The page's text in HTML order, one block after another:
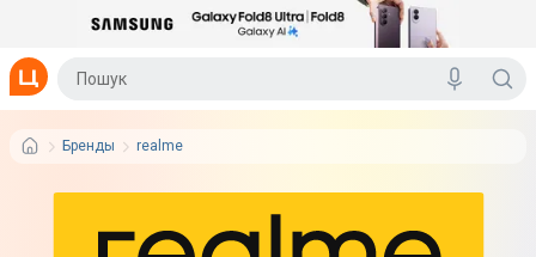
Бренды realme